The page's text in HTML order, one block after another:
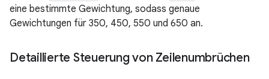
eine bestimmte Gewichtung, sodass genaue
Gewichtungen für 350, 450, 550 und 650 an.
Detaillierte Steuerung von Zeilenumbrüchen